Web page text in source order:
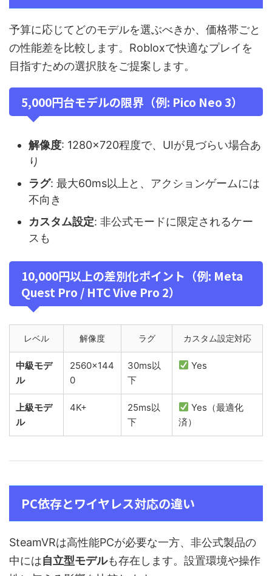
予算に応じてどのモデルを選ぶべきか、価格帯ごと
の性能差を比較します。Robloxで快適なプレイを
目指すための選択肢をご提案します。
5,000円台モデルの限界（例: Pico Neo 3）
解像度: 1280×720程度で、UIが見づらい場合あ
り
ラグ: 最大60ms以上と、アクションゲームには
不向き
カスタム設定: 非公式モードに限定されるケー
スも
10,000円以上の差別化ポイント（例: Meta
Quest Pro / HTC Vive Pro 2）
レベル 解像度 ラグ カスタム設定対応
中級モデ
ル
2560×144
0
30ms以
下
Yes
上級モデ
ル
4K+
25ms以
下
Yes（最適化
済）
PC依存とワイヤレス対応の違い
SteamVRは高性能PCが必要な一方、非公式製品の
中には自立型モデルも存在します。設置環境や操作